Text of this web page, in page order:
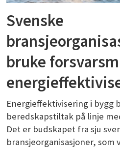
Svenske
bruke
Energieffektivisering i bygg
beredskapstiltak på linje
Det er budskapet fra sju
bransjeorganisasjoner,